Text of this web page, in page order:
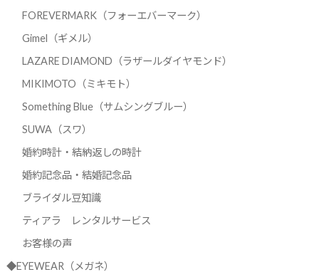
FOREVERMARK（フォーエバーマーク）
Gimel（ギメル）
LAZARE DIAMOND（ラザールダイヤモンド）
MIKIMOTO（ミキモト）
Something Blue（サムシングブルー）
SUWA（スワ）
婚約時計・結納返しの時計
婚約記念品・結婚記念品
ブライダル豆知識
ティアラ レンタルサービス
お客様の声
◆EYEWEAR（メガネ）